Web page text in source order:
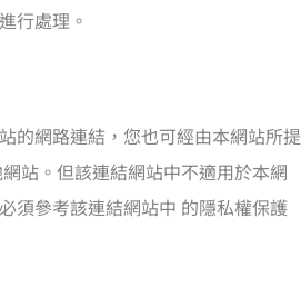
行處理。
的網路連結，您也可經由本網站所提
站。但該連結網站中不適用於本網
須參考該連結網站中 的隱私權保護